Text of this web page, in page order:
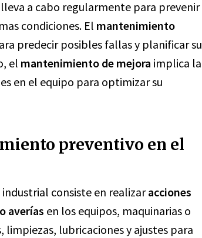
a cabo regularmente para prevenir
condiciones. El mantenimiento
predecir posibles fallas y planificar su
el mantenimiento de mejora implica la
en el equipo para optimizar su
preventivo en el
consiste en realizaracciones
averías en los equipos, maquinarias o
limpiezas, lubricaciones y ajustes para